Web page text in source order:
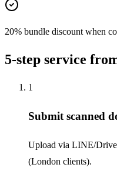
20% bundle discount when
5-step service
1
Submit scanned
Upload via LINE/
(London clients).